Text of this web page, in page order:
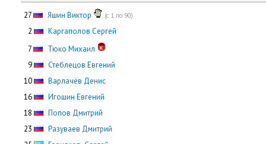
27 Яшин Виктор (с 1 по 90)
2
Каргаполов Сергей
7
Тюко Михаил
9
Стеблецов Евгений
10
Варлачёв Денис
16
Игошин Евгений
18
Попов Дмитрий
23
Разуваев Дмитрий